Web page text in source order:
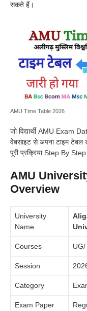
सकते हैं।
AMU Time Table 2026
जो विद्यार्थी AMU Exam
वेबसाइट से अपना टाइम
पूरी प्रक्रिया Step By
AMU
Overview
University
Name
Courses UG/
Session
Category
Exam Paper